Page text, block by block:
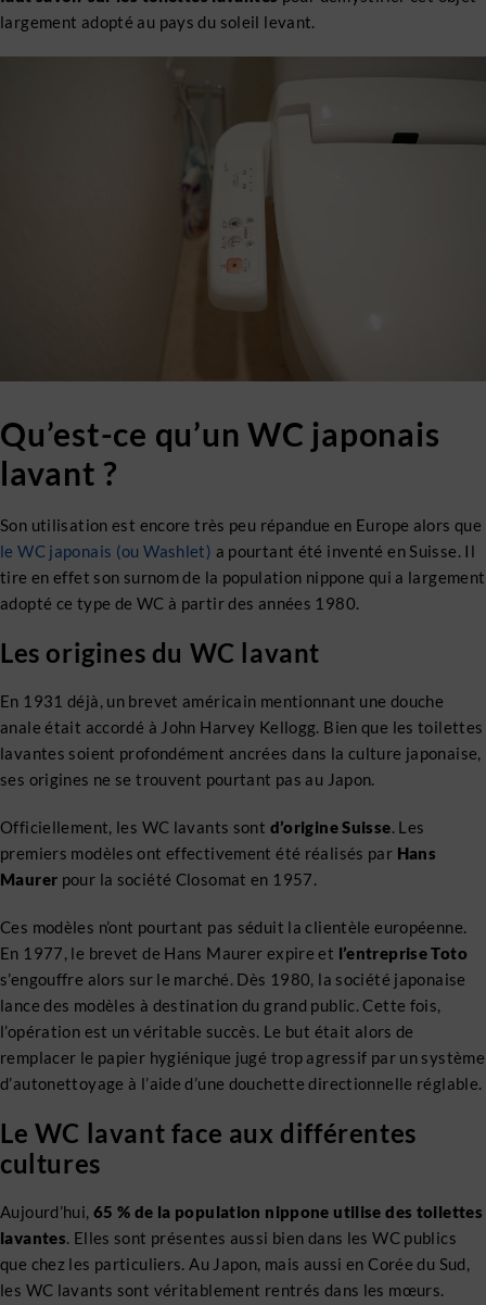
largement adopté au pays du soleil levant.
Qu’est-ce qu’un WC japonais
lavant ?
Son utilisation est encore très peu répandue en Europe alors que
le WC japonais (ou Washlet) a pourtant été inventé en Suisse. Il
tire en effet son surnom de la population nippone qui a largement
adopté ce type de WC à partir des années 1980.
Les origines du WC lavant
En 1931 déjà, un brevet américain mentionnant une douche
anale était accordé à John Harvey Kellogg. Bien que les toilettes
lavantes soient profondément ancrées dans la culture japonaise,
ses origines ne se trouvent pourtant pas au Japon.
Officiellement, les WC lavants sont d’origine Suisse. Les
premiers modèles ont effectivement été réalisés par Hans
Maurer pour la société Closomat en 1957.
Ces modèles n’ont pourtant pas séduit la clientèle européenne.
En 1977, le brevet de Hans Maurer expire et l’entreprise Toto
s’engouffre alors sur le marché. Dès 1980, la société japonaise
lance des modèles à destination du grand public. Cette fois,
l’opération est un véritable succès. Le but était alors de
remplacer le papier hygiénique jugé trop agressif par un système
d’autonettoyage à l’aide d’une douchette directionnelle réglable.
Le WC lavant face aux différentes
cultures
Aujourd’hui, 65 % de la population nippone utilise des toilettes
lavantes. Elles sont présentes aussi bien dans les WC publics
que chez les particuliers. Au Japon, mais aussi en Corée du Sud,
les WC lavants sont véritablement rentrés dans les mœurs.